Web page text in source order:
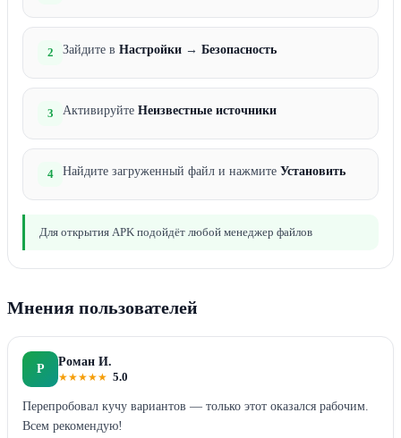
2 Зайдите в Настройки → Безопасность
3 Активируйте Неизвестные источники
4 Найдите загруженный файл и нажмите Установить
Для открытия APK подойдёт любой менеджер файлов
Мнения пользователей
Р
Роман И.
★★★★★ 5.0
Перепробовал кучу вариантов — только этот оказался рабочим.
Всем рекомендую!